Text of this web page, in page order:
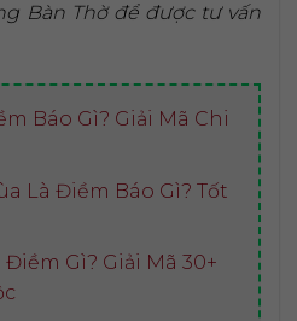
Bàn Thờ để được tư vấn
Báo Gì? Giải Mã Chi
Là Điềm Báo Gì? Tốt
Điềm Gì? Giải Mã 30+